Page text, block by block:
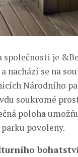
je
se na
Národního
soukromé
poloha
povoleny.